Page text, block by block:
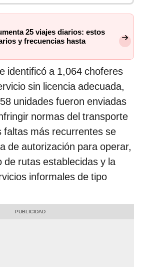
25 viajes diarios: estos
y frecuencias hasta
identificó a 1,064 choferes
sin licencia adecuada,
unidades fueron enviadas
normas del transporte
faltas más recurrentes se
de autorización para operar,
de rutas establecidas y la
informales de tipo